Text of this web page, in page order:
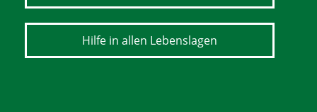
Hilfe in allen Lebenslagen